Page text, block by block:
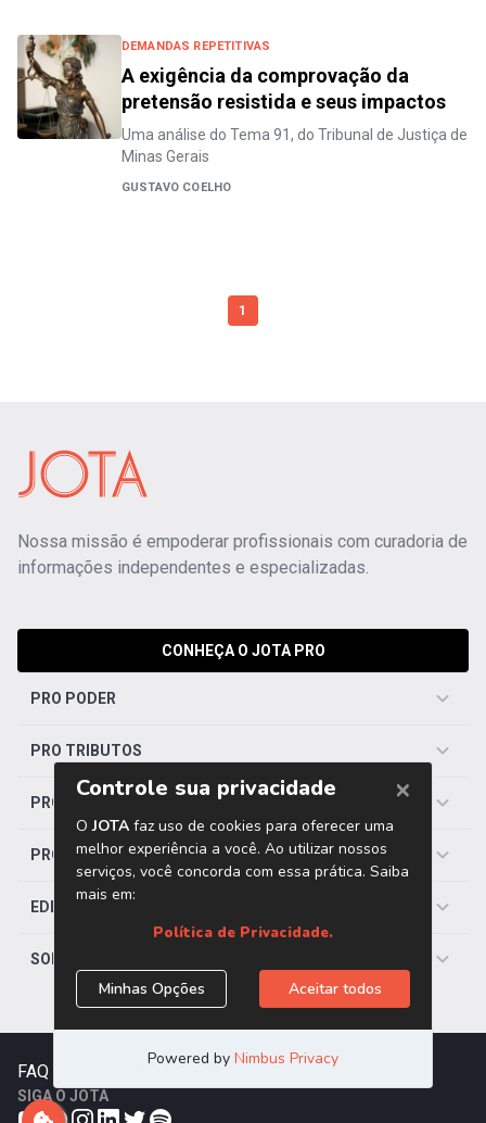
DEMANDAS REPETITIVAS
A exigência da comprovação da
pretensão resistida e seus impactos
Uma análise do Tema 91, do Tribunal de Justiça de
Minas Gerais
GUSTAVO COELHO
1
Nossa missão é empoderar profissionais com curadoria de
informações independentes e especializadas.
CONHEÇA O JOTA PRO
PRO PODER
PRO TRIBUTOS
PRO TRABALHISTA
PRO SAÚDE
EDITORIAS
SOBRE O JOTA
FAQ Trabalhe Conosco
SIGA O JOTA